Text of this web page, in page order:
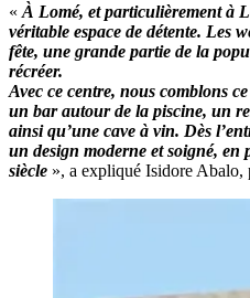
« À Lomé, et particulièrement à
véritable espace de détente. Les
fête, une grande partie de la
récréer.
Avec ce centre, nous comblons
un bar autour de la piscine, un
ainsi qu’une cave à vin. Dès
un design moderne et soigné, en
siècle », a expliqué Isidore Abalo,